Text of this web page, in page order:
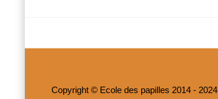
Copyright © Ecole des papilles 2014 - 2024